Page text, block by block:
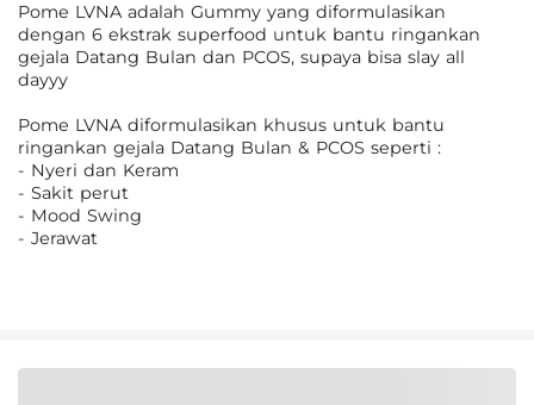
Pome LVNA adalah Gummy yang diformulasikan
dengan 6 ekstrak superfood untuk bantu ringankan
gejala Datang Bulan dan PCOS, supaya bisa slay all
dayyy
Pome LVNA diformulasikan khusus untuk bantu
ringankan gejala Datang Bulan & PCOS seperti :
- Nyeri dan Keram
- Sakit perut
- Mood Swing
- Jerawat